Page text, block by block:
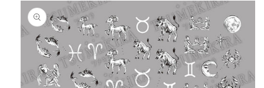
略過產品
資訊